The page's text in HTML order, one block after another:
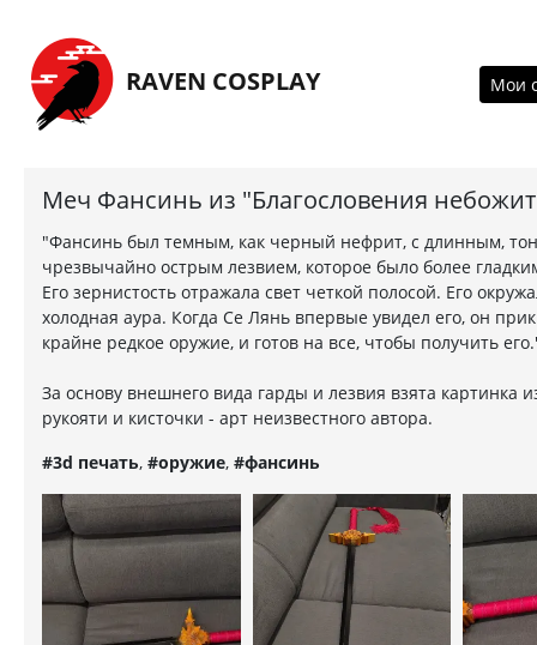
Перейти на главную страницу
RAVEN COSPLAY
Мои
Меч Фансинь из "Благословения
"Фансинь был темным, как черный нефрит, с длинным,
чрезвычайно острым лезвием, которое было более
Его зернистость отражала свет четкой полосой. Его
холодная аура. Когда Се Лянь впервые увидел его, он
крайне редкое оружие, и готов на все, чтобы получить
За основу внешнего вида гарды и лезвия взята картинка
рукояти и кисточки - арт неизвестного автора.
#3d печать, #оружие, #фансинь